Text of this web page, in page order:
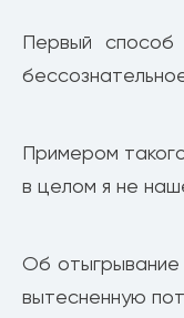
Первый способ
Примером
в целом я не
Об отыгрывание
вытесненную